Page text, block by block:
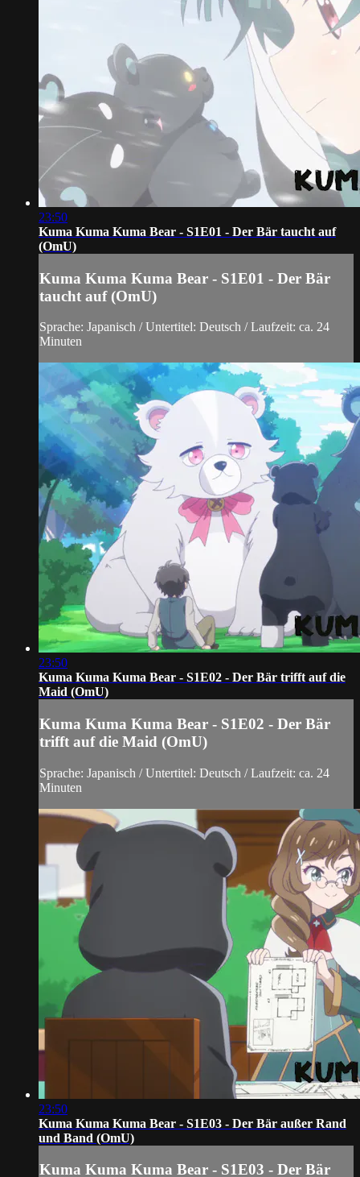
23:50
Kuma Kuma Kuma Bear - S1E01 - Der Bär taucht auf
(OmU)
Kuma Kuma Kuma Bear - S1E01 - Der Bär
taucht auf (OmU)
Sprache: Japanisch / Untertitel: Deutsch / Laufzeit: ca. 24
Minuten
23:50
Kuma Kuma Kuma Bear - S1E02 - Der Bär trifft auf die
Maid (OmU)
Kuma Kuma Kuma Bear - S1E02 - Der Bär
trifft auf die Maid (OmU)
Sprache: Japanisch / Untertitel: Deutsch / Laufzeit: ca. 24
Minuten
23:50
Kuma Kuma Kuma Bear - S1E03 - Der Bär außer Rand
und Band (OmU)
Kuma Kuma Kuma Bear - S1E03 - Der Bär